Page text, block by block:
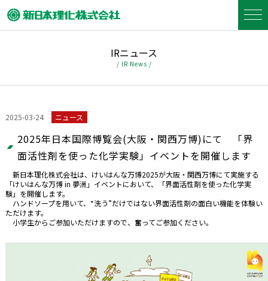
IRニュース
/ IR News /
2025-03-24 ニュース
2025年日本国際博覧会(大阪・関西万博)にて 「界
面活性剤を使った化学実験」イベントを開催します
新日本理化株式会社は、けいはんな万博2025が大阪・関西万博にて実施する
「けいはんな万博 in 夢洲」イベントにおいて、「界面活性剤を使った化学実
験」を開催します。
ハンドソープを用いて、“洗う”だけではない界面活性剤の面白い機能を体験い
ただけます。
小学生からご参加いただけますので、奮ってご参加ください。